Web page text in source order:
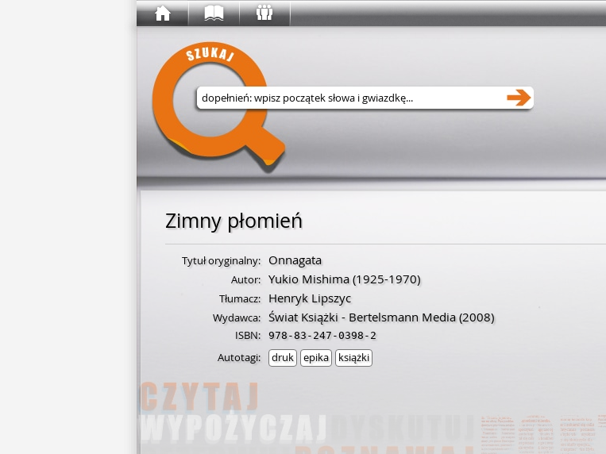
Wyszukaj w serwisie
Zimny płomień
Tytuł oryginalny: Onnagata
Autor: Yukio Mishima(1925-1970)
Tłumacz: Henryk Lipszyc
Wydawca: Świat Książki - Bertelsmann Media(2008)
ISBN: 978-83-247-0398-2
Autotagi: druk epika książki